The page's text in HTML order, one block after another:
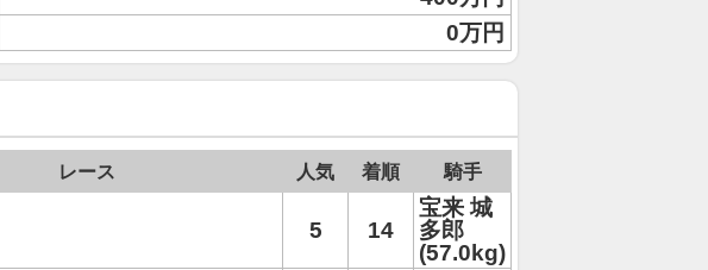
0万円
レース 人気 着順 騎手
5 14
宝来 城
多郎
(57.0kg)